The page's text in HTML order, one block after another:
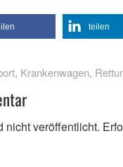
teilen
, Krankenwagen,
nicht veröffentlicht.